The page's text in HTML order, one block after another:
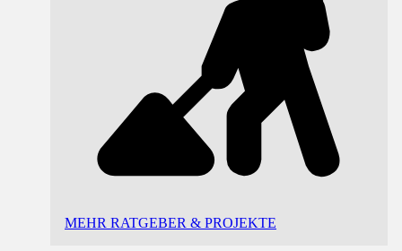
MEHR RATGEBER & PROJEKTE